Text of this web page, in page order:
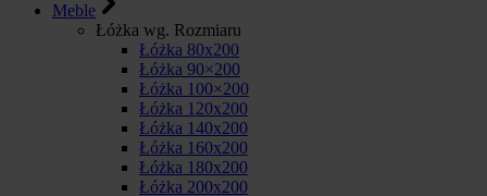
Meble
Łóżka wg. Rozmiaru
Łóżka 80x200
Łóżka 90×200
Łóżka 100×200
Łóżka 120x200
Łóżka 140x200
Łóżka 160x200
Łóżka 180x200
Łóżka 200x200